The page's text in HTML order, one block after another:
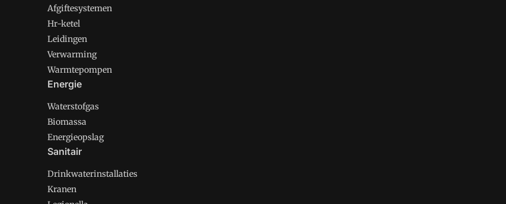
Afgiftesystemen
Hr-ketel
Leidingen
Verwarming
Warmtepompen
Energie
Waterstofgas
Biomassa
Energieopslag
Sanitair
Drinkwaterinstallaties
Kranen